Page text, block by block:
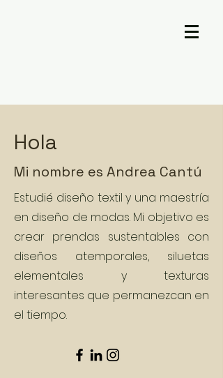
Hola
Mi nombre es Andrea Cantú
Estudié diseño textil y una maestría
en diseño de modas. Mi objetivo es
crear prendas sustentables con
diseños atemporales, siluetas
elementales y texturas
interesantes que permanezcan en
el tiempo.